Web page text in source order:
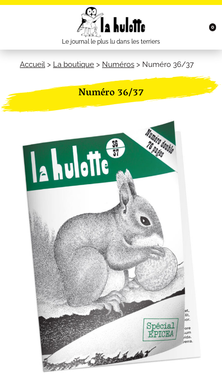
Le journal le plus lu dans les terriers
0
Accueil > La boutique > Numéros > Numéro 36/37
Numéro 36/37